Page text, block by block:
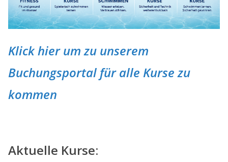
Klick hier um zu unserem
Buchungsportal für alle Kurse zu
kommen
Aktuelle Kurse: